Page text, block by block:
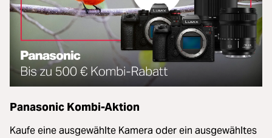
Panasonic Kombi-Aktion
Kaufe eine ausgewählte Kamera oder ein ausgewähltes